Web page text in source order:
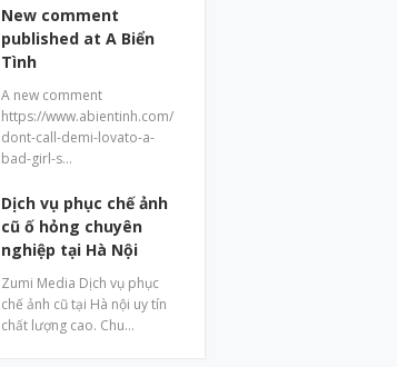
New comment
published at A Biển
Tình
A new comment
https://www.abientinh.com/
dont-call-demi-lovato-a-
bad-girl-s…
Dịch vụ phục chế ảnh
cũ ố hỏng chuyên
nghiệp tại Hà Nội
Zumi Media Dịch vụ phục
chế ảnh cũ tại Hà nội uy tín
chất lượng cao. Chu…